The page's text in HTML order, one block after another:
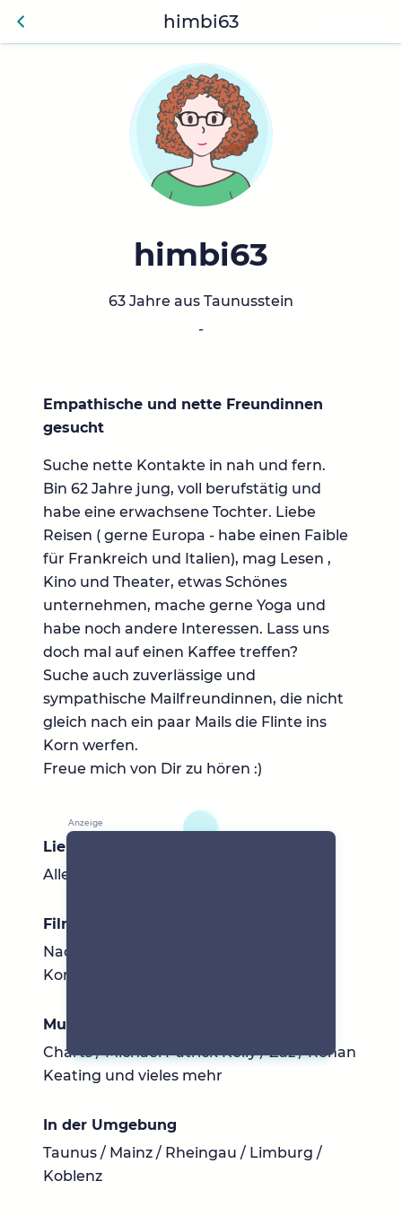
Zurü
himbi63
himbi63
63 Jahre aus Taunusstein
-
Empathische und nette Freundinnen
gesucht
Suche nette Kontakte in nah und fern.
Bin 62 Jahre jung, voll berufstätig und
habe eine erwachsene Tochter. Liebe
Reisen ( gerne Europa - habe einen Faible
für Frankreich und Italien), mag Lesen ,
Kino und Theater, etwas Schönes
unternehmen, mache gerne Yoga und
habe noch andere Interessen. Lass uns
doch mal auf einen Kaffee treffen?
Suche auch zuverlässige und
sympathische Mailfreundinnen, die nicht
gleich nach ein paar Mails die Flinte ins
Korn werfen.
Freue mich von Dir zu hören :)
Lieblingsbücher
Alle Genres, nur kein Horror
Filme & Serien
Nachtcafé/ Dokus / romantische
Komödien
Musik
Charts / Michael Patrick Kelly / Zaz / Ronan
Keating und vieles mehr
In der Umgebung
Taunus / Mainz / Rheingau / Limburg /
Koblenz